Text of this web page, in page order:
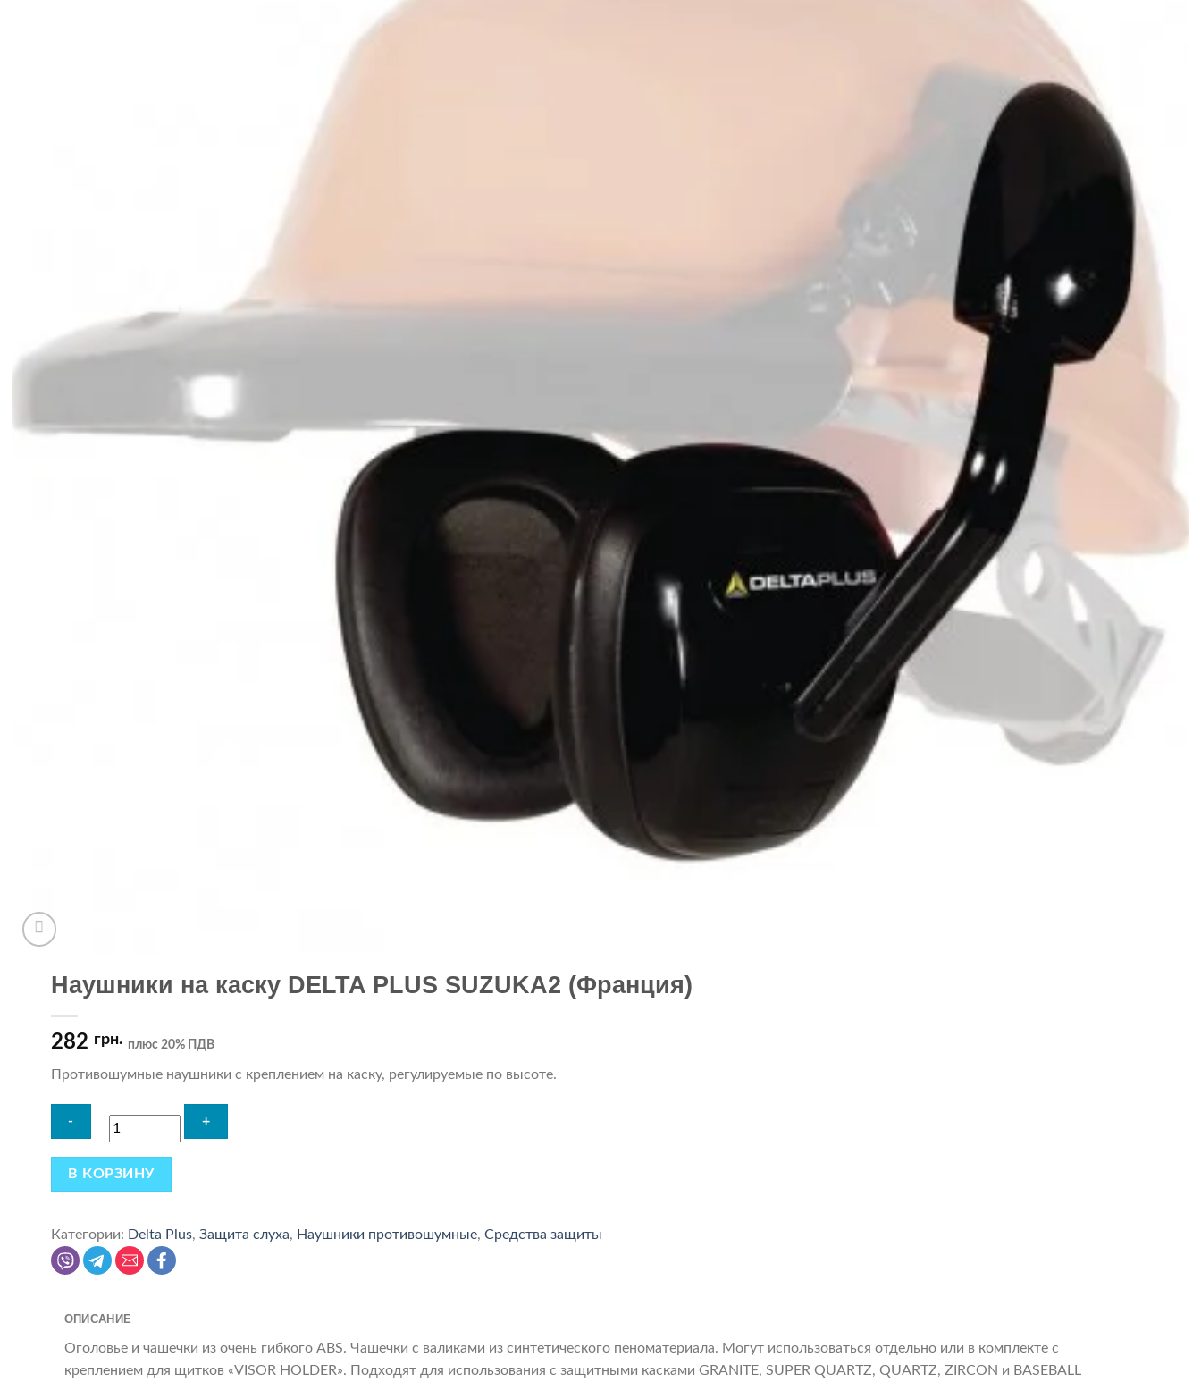
Наушники на каску DELTA PLUS SUZUKA2 (Франция)
282 грн. плюс 20% ПДВ
Противошумные наушники с креплением на каску, регулируемые по высоте.
В КОРЗИНУ
Категории: Delta Plus, Защита слуха, Наушники противошумные, Средства защиты
ОПИСАНИЕ
Оголовье и чашечки из очень гибкого ABS. Чашечки с валиками из синтетического пеноматериала. Могут использоваться отдельно или в комплекте с
креплением для щитков «VISOR HOLDER». Подходят для использования с защитными касками GRANITE, SUPER QUARTZ, QUARTZ, ZIRCON и BASEBALL